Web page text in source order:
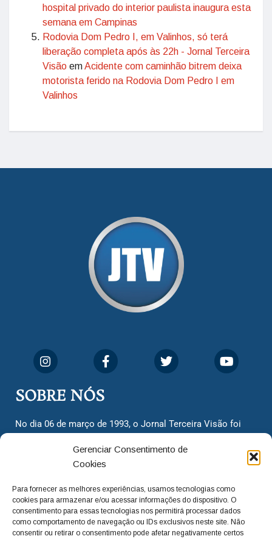
Gerenciar Consentimento de
Cookies
Para fornecer as melhores experiências, usamos tecnologias como
cookies para armazenar e/ou acessar informações do dispositivo. O
consentimento para essas tecnologias nos permitirá processar dados
como comportamento de navegação ou IDs exclusivos neste site. Não
consentir ou retirar o consentimento pode afetar negativamente certos
hospital privado do interior paulista inaugura esta
semana em Campinas
Rodovia Dom Pedro I, em Valinhos, só terá
liberação completa após às 22h - Jornal Terceira
Visão emAcidente com caminhão bitrem deixa
motorista ferido na Rodovia Dom Pedro I em
Valinhos
SOBRE NÓS
No dia 06 de março de 1993, o Jornal Terceira Visão foi
cidadãos valinhenses, já que naquela época só existiam
dois jornais. Há mais de 30 anos, o jornal continua
com o foco de trazer as melhores notícias. Nunca
deixamos de lado as necessidades do cidadão, sempre
questionando os órgãos públicos em busca de melhorias